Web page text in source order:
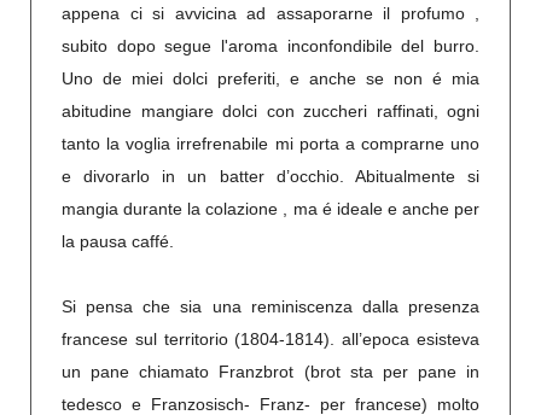
appena ci si avvicina ad assaporarne il profumo ,
subito dopo segue l'aroma inconfondibile del burro.
Uno de miei dolci preferiti, e anche se non é mia
abitudine mangiare dolci con zuccheri raffinati, ogni
tanto la voglia irrefrenabile mi porta a comprarne uno
e divorarlo in un batter d’occhio. Abitualmente si
mangia durante la colazione , ma é ideale e anche per
la pausa caffé.
Si pensa che sia una reminiscenza dalla presenza
francese sul territorio (1804-1814). all’epoca esisteva
un pane chiamato Franzbrot (brot sta per pane in
tedesco e Franzosisch- Franz- per francese) molto